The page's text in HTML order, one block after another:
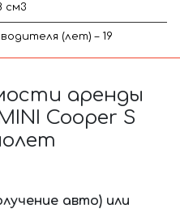
см3
(лет) – 19
аренды
Cooper S
авто) или